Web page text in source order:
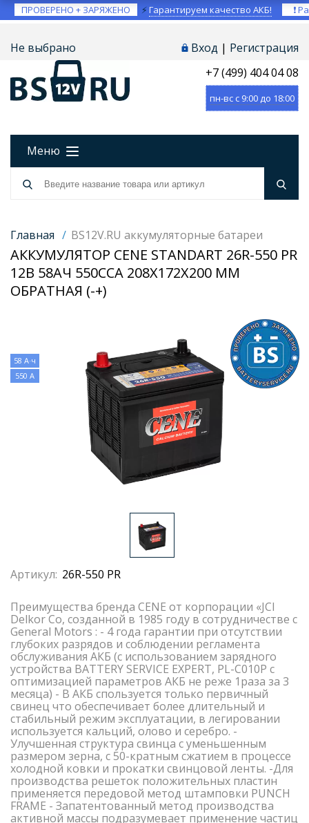
ПРОВЕРЕНО + ЗАРЯЖЕНО ⚡Гарантируем качество АКБ! ❗
Не выбрано Вход | Регистрация
+7 (499) 404 04 08
пн-вс с 9:00 до 18:00
Меню
Главная / BS12V.RU аккумуляторные батареи
АККУМУЛЯТОР CENE STANDART 26R-550 PR
12В 58АЧ 550CCA 208X172X200 ММ
ОБРАТНАЯ (-+)
58 А·ч
550 А
Артикул: 26R-550 PR
Преимущества бренда CENE от корпорации «JCI
Delkor Со, созданной в 1985 году в сотрудничестве с
General Motors : - 4 года гарантии при отсутствии
глубоких разрядов и соблюдении регламента
обслуживания АКБ (с использованием зарядного
устройства BATTERY SERVICE EXPERT, PL-C010P с
оптимизацией параметров АКБ не реже 1раза за 3
месяца) - В АКБ спользуется только первичный
свинец что обеспечивает более длительный и
стабильный режим эксплуатации, в легировании
используется кальций, олово и серебро. -
Улучшенная структура свинца с уменьшенным
размером зерна, с 50-кратным сжатием в процессе
холодной ковки и прокатки свинцовой ленты. -Для
производства решеток положительных пластин
применяется передовой метод штамповки PUNCH
FRAME - Запатентованный метод производства
активной массы подразумевает применение частиц